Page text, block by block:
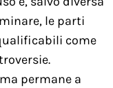
le parti
come
permane a